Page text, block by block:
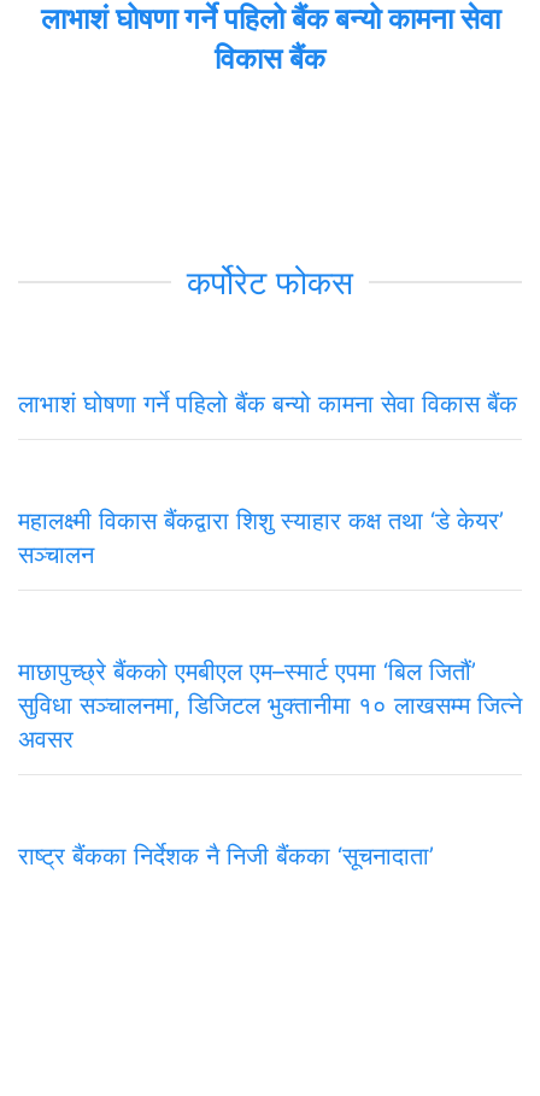
लाभाशं घोषणा गर्ने पहिलो बैंक बन्यो कामना सेवा
विकास बैंक
कर्पोरेट फोकस
लाभाशं घोषणा गर्ने पहिलो बैंक बन्यो कामना सेवा विकास बैंक
महालक्ष्मी विकास बैंकद्वारा शिशु स्याहार कक्ष तथा ‘डे केयर’
सञ्चालन
माछापुच्छ्रे बैंकको एमबीएल एम–स्मार्ट एपमा ‘बिल जितौं’
सुविधा सञ्चालनमा, डिजिटल भुक्तानीमा १० लाखसम्म जित्ने
अवसर
राष्ट्र बैंकका निर्देशक नै निजी बैंकका ‘सूचनादाता’